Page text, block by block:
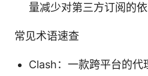
量减少对第三方订阅的依
常见术语速查
Clash：一款跨平台的代